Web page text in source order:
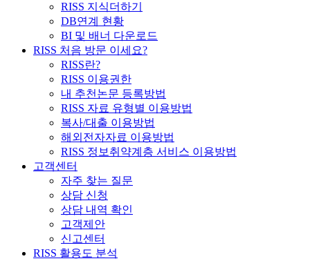
RISS 지식더하기
DB연계 현황
BI 및 배너 다운로드
RISS 처음 방문 이세요?
RISS란?
RISS 이용권한
내 추천논문 등록방법
RISS 자료 유형별 이용방법
복사/대출 이용방법
해외전자자료 이용방법
RISS 정보취약계층 서비스 이용방법
고객센터
자주 찾는 질문
상담 신청
상담 내역 확인
고객제안
신고센터
RISS 활용도 분석